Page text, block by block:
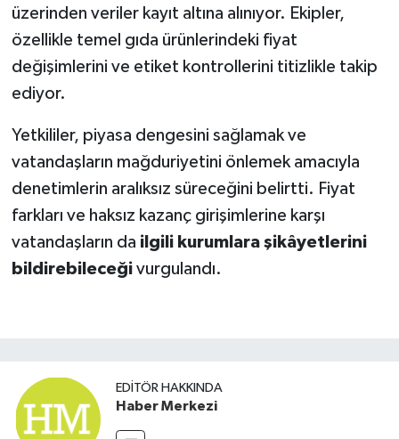
üzerinden veriler kayıt altına alınıyor. Ekipler,
özellikle temel gıda ürünlerindeki fiyat
değişimlerini ve etiket kontrollerini titizlikle takip
ediyor.
Yetkililer, piyasa dengesini sağlamak ve
vatandaşların mağduriyetini önlemek amacıyla
denetimlerin aralıksız süreceğini belirtti. Fiyat
farkları ve haksız kazanç girişimlerine karşı
vatandaşların da ilgili kurumlara şikâyetlerini
bildirebileceğivurgulandı.
EDITÖR HAKKINDA
Haber Merkezi